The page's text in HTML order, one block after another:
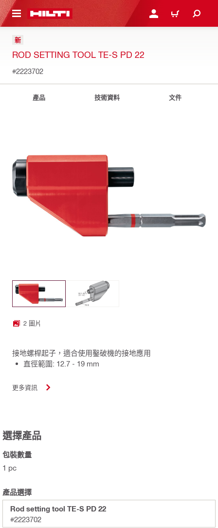
主要內容 登入或註冊購物車
新
ROD SETTING TOOL TE-S PD 22
#2223702
產品 技術資料 文件
2 圖片
接地螺桿起子，適合使用鑿破機的接地應用
直徑範圍: 12.7 - 19 mm
更多資訊
選擇產品
包裝數量
1 pc
產品選擇
Rod setting tool TE-S PD 22
#2223702